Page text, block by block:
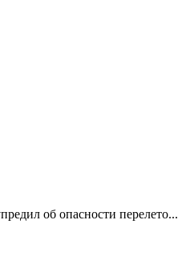
об опасности перелето...